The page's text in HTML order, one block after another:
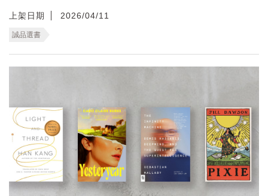
上架日期 2026/04/11
誠品選書